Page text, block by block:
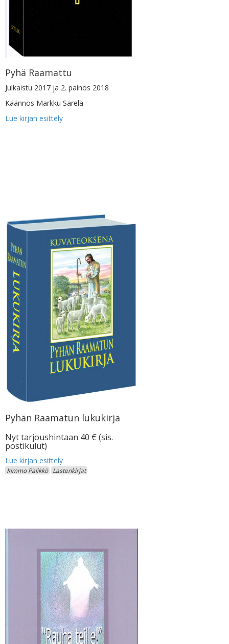
Pyhä Raamattu
Julkaistu 2017 ja 2. painos 2018
Käännös Markku Särelä
Pyhän Raamatun lukukirja
Nyt tarjoushintaan 40 € (sis.
postikulut)
Kimmo Pälikkö Lastenkirjat